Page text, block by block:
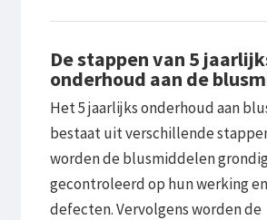
De stappen van 5
onderhoud aan de
Het 5 jaarlijks onderhoud aan
bestaat uit verschillende
worden de blusmiddelen
gecontroleerd op hun werking
defecten. Vervolgens worden de